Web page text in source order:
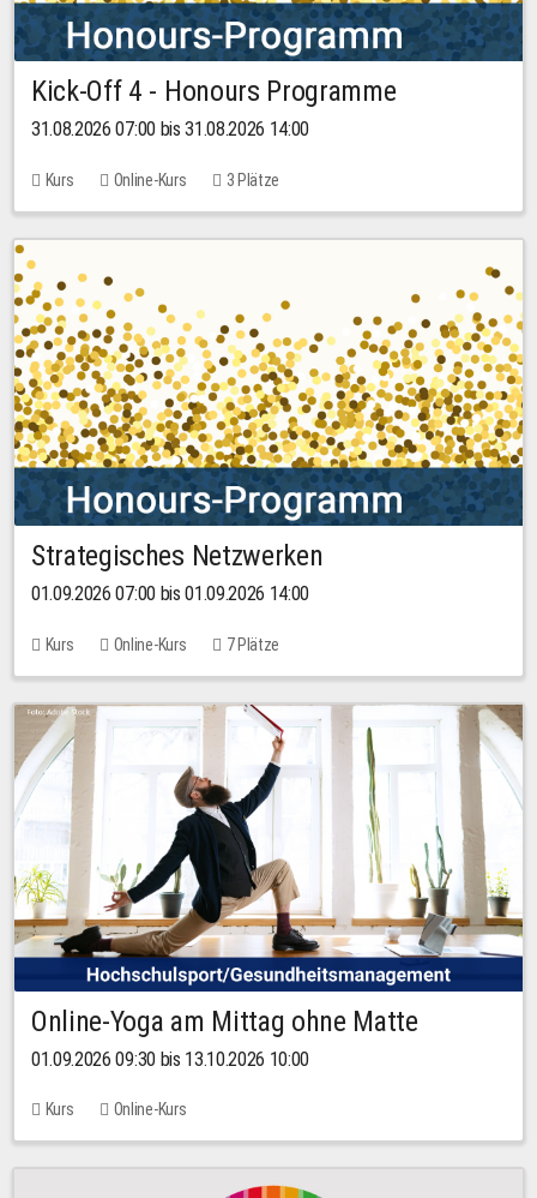
Kick-Off 4 - Honours Programme
31.08.2026 07:00 bis 31.08.2026 14:00
Kurs Online-Kurs 3 Plätze
Strategisches Netzwerken
01.09.2026 07:00 bis 01.09.2026 14:00
Kurs Online-Kurs 7 Plätze
Online-Yoga am Mittag ohne Matte
01.09.2026 09:30 bis 13.10.2026 10:00
Kurs Online-Kurs